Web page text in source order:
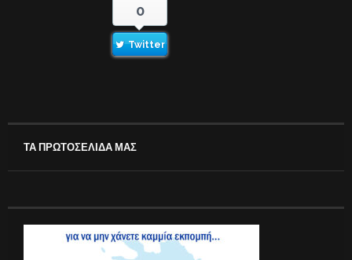
0
Twitter
ΤΑ ΠΡΩΤΟΣΕΛΙΔΑ ΜΑΣ